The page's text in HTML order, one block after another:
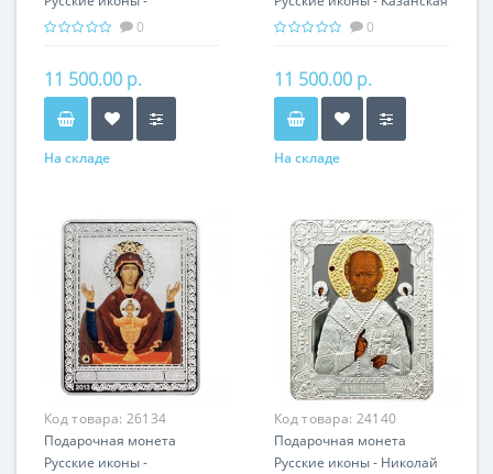
Владимирская икона
25.00 гр - православный
подарок
0
11 500.00 р.
На складе
икона Божьей Матери
православный подарок
0
11 500.00 р.
На складе
Код товара: 26134
Подарочная монета
Русские иконы -
Код товара: 24140
Подарочная монета
Русские иконы - Николай